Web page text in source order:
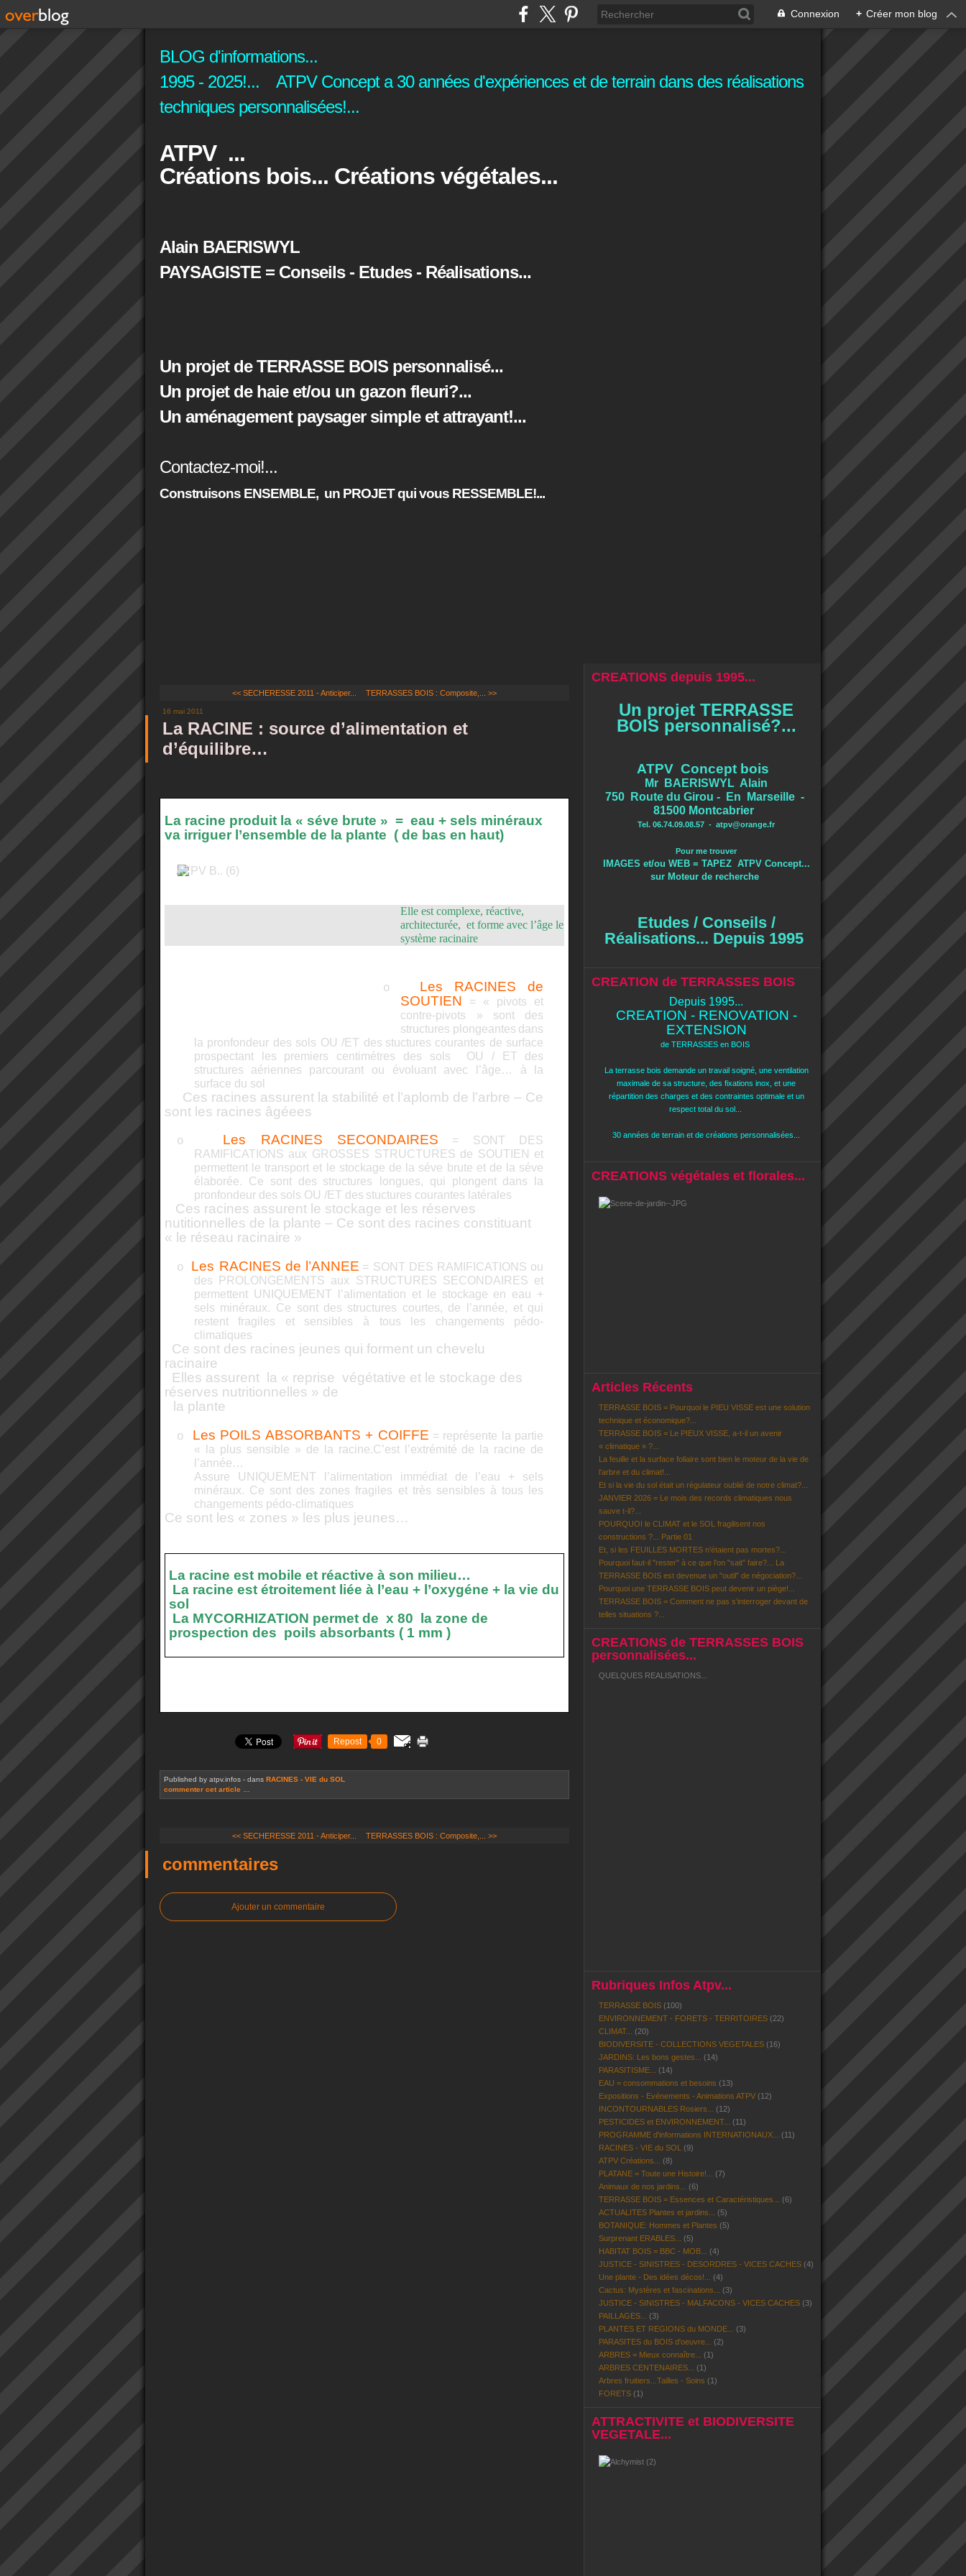
Connexion + Créer mon blog
BLOG d'informations...
1995 - 2025!... ATPV Concept a 30 années d'expériences et de terrain dans des réalisations
techniques personnalisées!...
ATPV ...
Créations bois... Créations végétales...
Alain BAERISWYL
PAYSAGISTE = Conseils - Etudes - Réalisations...
Un projet de TERRASSE BOIS personnalisé...
Un projet de haie et/ou un gazon fleuri?...
Un aménagement paysager simple et attrayant!...
Contactez-moi!...
Construisons ENSEMBLE, un PROJET qui vous RESSEMBLE!...
<< SECHERESSE 2011 - Anticiper... TERRASSES BOIS : Composite,... >>
16 mai 2011
La RACINE : source d’alimentation et
d’équilibre…
La racine produit la « séve brute » = eau + sels minéraux
va irriguer l’ensemble de la plante ( de bas en haut)
Elle est complexe, réactive,
architecturée, et forme avec l’âge le
système racinaire
o
Les RACINES de
SOUTIEN
= « pivots et
contre-pivots » sont des
structures plongeantes dans
la pronfondeur des sols OU /ET des stuctures courantes de surface
prospectant les premiers centimétres des sols
OU / ET des
structures aériennes
parcourant ou évoluant avec l’âge… à la
surface du sol
Ces racines assurent la stabilité et l’aplomb de l’arbre – Ce
sont les racines âgéees
o Les RACINES SECONDAIRES
= SONT DES
RAMIFICATIONS aux GROSSES STRUCTURES de SOUTIEN et
permettent le transport et le stockage de la séve brute et de la séve
élaborée. Ce sont des structures longues, qui plongent dans la
pronfondeur des sols OU /ET des stuctures courantes latérales
Ces racines assurent le stockage et les réserves
nutitionnelles de la plante – Ce sont des racines constituant
« le réseau racinaire »
o Les RACINES de l’ANNEE = SONT DES RAMIFICATIONS ou
des PROLONGEMENTS aux STRUCTURES SECONDAIRES et
permettent UNIQUEMENT l’alimentation et le stockage en eau +
sels minéraux. Ce sont des structures courtes, de l’année, et qui
restent fragiles et sensibles à tous les changements pédo-
climatiques
Ce sont des racines jeunes qui forment un chevelu
racinaire
Elles assurent la « reprise végétative et le stockage des
réserves nutritionnelles » de
la plante
o Les POILS ABSORBANTS + COIFFE = représente la partie
« la plus sensible » de la racine.C’est l’extrémité de la racine de
l’année…
Assure UNIQUEMENT l’alimentation immédiat de l’eau + sels
minéraux. Ce sont des zones fragiles et très sensibles à tous les
changements pédo-climatiques
Ce sont les « zones » les plus jeunes…
La racine est mobile et réactive à son milieu…
La racine est étroitement liée à l’eau + l’oxygéne + la vie du
sol
La MYCORHIZATION permet de x 80
la zone de
prospection des poils absorbants ( 1 mm )
Repost 0
Published by atpv.infos - dans RACINES - VIE du SOL
commenter cet article
<< SECHERESSE 2011 - Anticiper... TERRASSES BOIS : Composite,... >>
commentaires
Ajouter un commentaire
CREATIONS depuis 1995...
Un projet TERRASSE
BOIS personnalisé?...
ATPV Concept bois
Mr BAERISWYL Alain
750 Route du Girou - En Marseille -
81500 Montcabrier
Tel. 06.74.09.08.57 - atpv@orange.fr
Pour me trouver
IMAGES et/ou WEB = TAPEZ ATPV Concept...
sur Moteur de recherche
Etudes / Conseils /
Réalisations... Depuis 1995
CREATION de TERRASSES BOIS
Depuis 1995...
CREATION - RENOVATION -
EXTENSION
de TERRASSES en BOIS
La terrasse bois demande un travail soigné, une ventilation
maximale de sa structure, des fixations inox, et une
répartition des charges et des contraintes optimale et un
respect total du sol...
30 années de terrain et de créations personnalisées...
CREATIONS végétales et florales...
Articles Récents
TERRASSE BOIS = Pourquoi le PIEU VISSE est une solution
technique et économique?...
TERRASSE BOIS = Le PIEUX VISSE, a-t-il un avenir
« climatique » ?...
La feuille et la surface foliaire sont bien le moteur de la vie de
l'arbre et du climat!...
Et si la vie du sol était un régulateur oublié de notre climat?...
JANVIER 2026 = Le mois des records climatiques nous
sauve t-il?...
POURQUOI le CLIMAT et le SOL fragilisent nos
constructions ?... Partie 01
Et, si les FEUILLES MORTES n'étaient pas mortes?...
Pourquoi faut-il "rester" à ce que l'on "sait" faire?... La
TERRASSE BOIS est devenue un "outil" de négociation?...
Pourquoi une TERRASSE BOIS peut devenir un piège!...
TERRASSE BOIS = Comment ne pas s’interroger devant de
telles situations ?...
CREATIONS de TERRASSES BOIS
personnalisées...
QUELQUES REALISATIONS...
Rubriques Infos Atpv...
TERRASSE BOIS (100)
ENVIRONNEMENT - FORETS - TERRITOIRES (22)
CLIMAT...
(20)
BIODIVERSITE - COLLECTIONS VEGETALES (16)
JARDINS: Les bons gestes...
(14)
PARASITISME...
(14)
EAU = consommations et besoins (13)
Expositions - Evénements - Animations ATPV (12)
INCONTOURNABLES Rosiers...
(12)
PESTICIDES et ENVIRONNEMENT...
(11)
PROGRAMME d'informations INTERNATIONAUX...
(11)
RACINES - VIE du SOL
(9)
ATPV Créations...
(8)
PLATANE = Toute une Histoire!...
(7)
Animaux de nos jardins...
(6)
TERRASSE BOIS = Essences et Caractéristiques...
(6)
ACTUALITES Plantes et jardins...
(5)
BOTANIQUE: Hommes et Plantes (5)
Surprenant ERABLES...
(5)
HABITAT BOIS = BBC - MOB...
(4)
JUSTICE - SINISTRES - DESORDRES - VICES CACHES (4)
Une plante - Des idées décos!...
(4)
Cactus: Mystères et fascinations...
(3)
JUSTICE - SINISTRES - MALFACONS - VICES CACHES (3)
PAILLAGES...
(3)
PLANTES ET REGIONS du MONDE...
(3)
PARASITES du BOIS d'oeuvre...
(2)
ARBRES = Mieux connaître...
(1)
ARBRES CENTENAIRES...
(1)
Arbres fruitiers...Tailles - Soins (1)
FORETS (1)
ATTRACTIVITE et BIODIVERSITE
VEGETALE...